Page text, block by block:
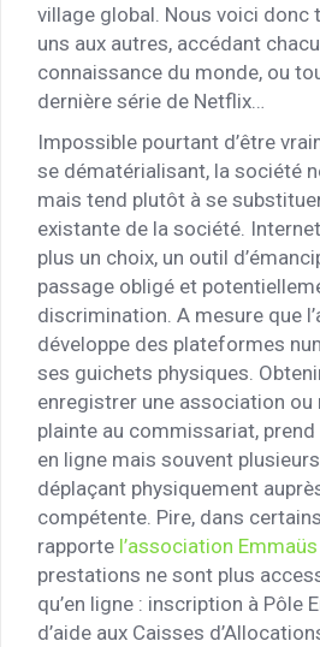
village global. Nous voici donc
uns aux autres, accédant
connaissance du monde, ou
dernière série de Netflix…
Impossible pourtant d’être
se dématérialisant, la société
mais tend plutôt à se
existante de la société.
plus un choix, un outil
passage obligé et
discrimination. A mesure que
développe des plateformes
ses guichets physiques.
enregistrer une association ou
plainte au commissariat,
en ligne mais souvent
déplaçant physiquement
compétente. Pire, dans
rapporte l’association
prestations ne sont plus
qu’en ligne : inscription à Pôle
d’aide aux Caisses